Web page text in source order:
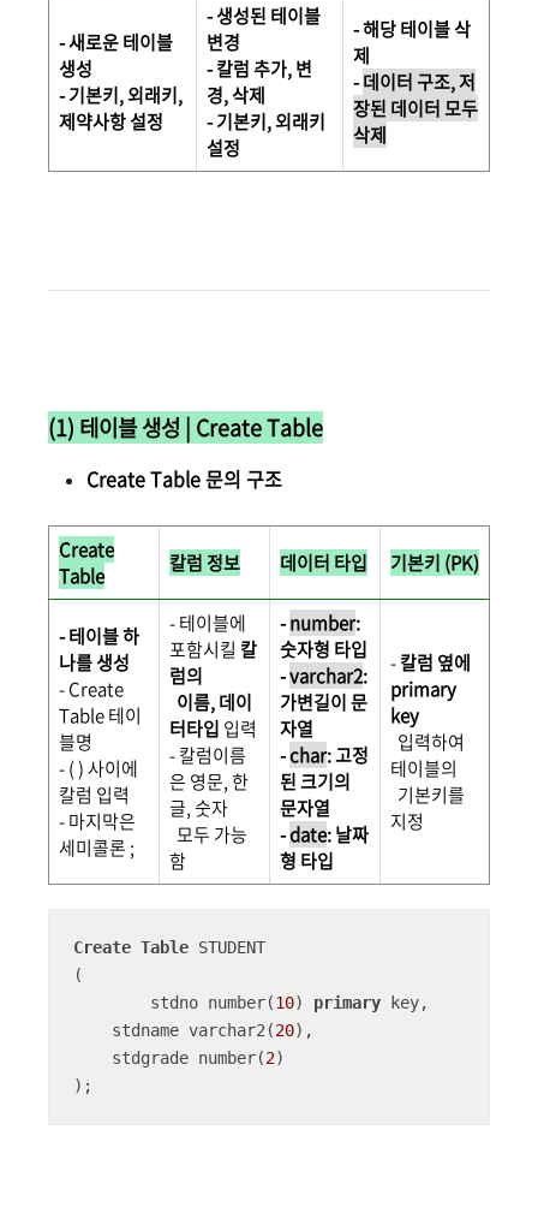
- 새로운 테이블
생성
- 기본키, 외래키,
제약사항 설정
- 생성된 테이블
변경
- 칼럼 추가, 변
경, 삭제
- 기본키, 외래키
설정
- 해당 테이블 삭
제
-데이터 구조, 저
장된 데이터모두
삭제
(1) 테이블 생성 | Create Table
Create Table 문의 구조
Create
Table
칼럼 정보 데이터 타입 기본키 (PK)
- 테이블 하
나를 생성
- Create
Table 테이
블명
- ( ) 사이에
칼럼 입력
- 마지막은
세미콜론 ;
- 테이블에
포함시킬 칼
럼의
이름, 데이
터타입 입력
- 칼럼이름
은 영문, 한
글, 숫자
모두 가능
함
-number:
숫자형 타입
-varchar2:
가변길이 문
자열
-char: 고정
된 크기의
문자열
-date: 날짜
형 타입
-칼럼 옆에
primary
key
입력하여
테이블의
기본키를
지정
Create Table STUDENT
(
	stdno number(
10) primary key,
    stdname varchar2(
20),
    stdgrade number(
2)
);